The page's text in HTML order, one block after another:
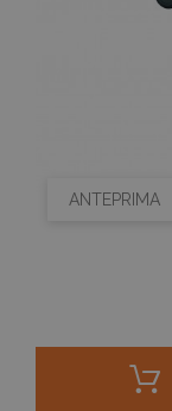
ANTEPRIMA